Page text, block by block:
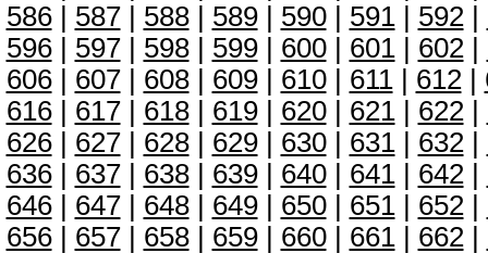
586| 587| 588| 589| 590| 591| 592|
596| 597| 598| 599| 600| 601| 602|
606| 607| 608| 609| 610| 611| 612|
616| 617| 618| 619| 620| 621| 622|
626| 627| 628| 629| 630| 631| 632|
636| 637| 638| 639| 640| 641| 642|
646| 647| 648| 649| 650| 651| 652|
656| 657| 658| 659| 660| 661| 662|